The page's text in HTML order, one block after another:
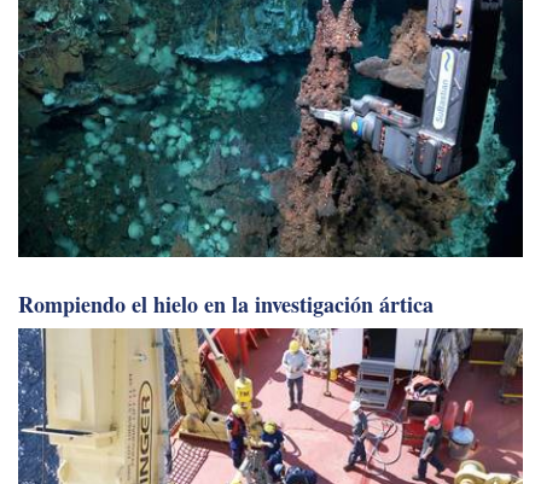
Rompiendo el hielo en la investigación ártica